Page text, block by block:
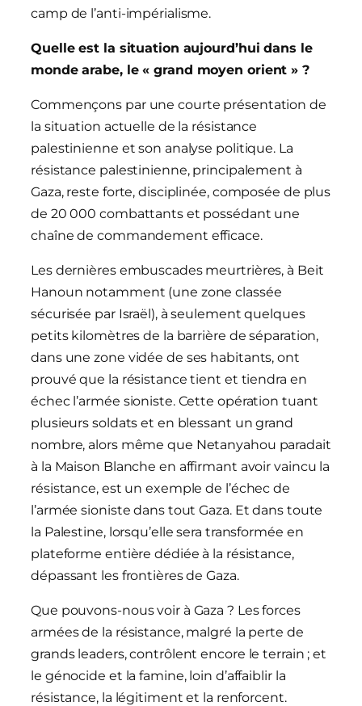
camp de l’anti-impérialisme.
Quelle est la situation aujourd’hui dans le
monde arabe, le « grand moyen orient » ?
Commençons par une courte présentation de
la situation actuelle de la résistance
palestinienne et son analyse politique. La
résistance palestinienne, principalement à
Gaza, reste forte, disciplinée, composée de plus
de 20 000 combattants et possédant une
chaîne de commandement efficace.
Les dernières embuscades meurtrières, à Beit
Hanoun notamment (une zone classée
sécurisée par Israël), à seulement quelques
petits kilomètres de la barrière de séparation,
dans une zone vidée de ses habitants, ont
prouvé que la résistance tient et tiendra en
échec l’armée sioniste. Cette opération tuant
plusieurs soldats et en blessant un grand
nombre, alors même que Netanyahou paradait
à la Maison Blanche en affirmant avoir vaincu la
résistance, est un exemple de l’échec de
l’armée sioniste dans tout Gaza. Et dans toute
la Palestine, lorsqu’elle sera transformée en
plateforme entière dédiée à la résistance,
dépassant les frontières de Gaza.
Que pouvons-nous voir à Gaza ? Les forces
armées de la résistance, malgré la perte de
grands leaders, contrôlent encore le terrain ; et
le génocide et la famine, loin d’affaiblir la
résistance, la légitiment et la renforcent.